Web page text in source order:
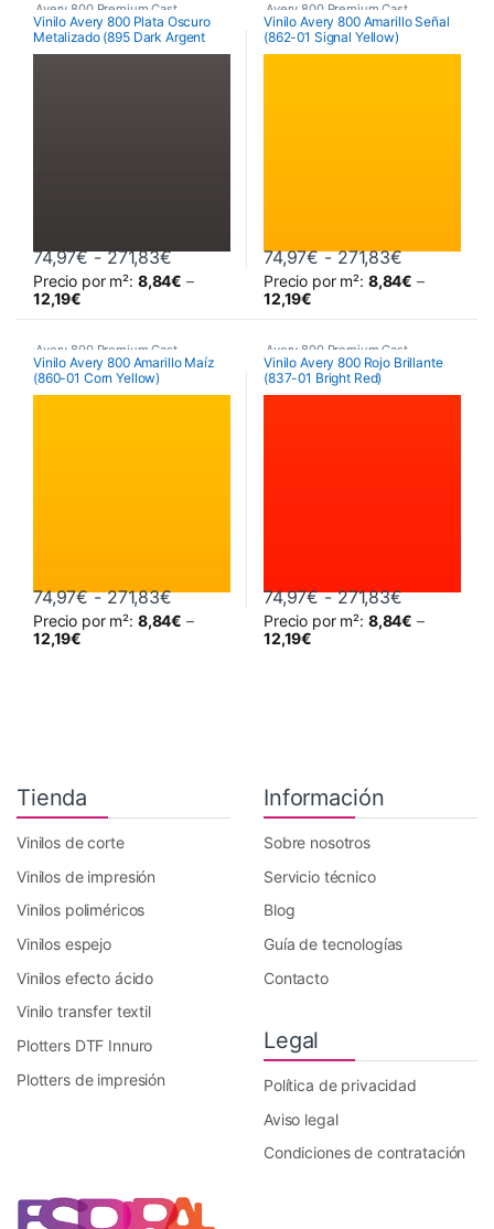
Avery 800 Premium Cast
Vinilo Avery 800 Plata Oscuro
Metalizado (895 Dark Argent
Metallic)
74,97€ - 271,83€Rango de precios: desde 74,97€ hasta
Precio por m²: 8,84€ –
12,19€
Este producto tiene múltiples variantes. Las opciones se
Avery 800 Premium Cast
Vinilo Avery 800 Amarillo Señal
(862-01 Signal Yellow)
74,97€ - 271,83€Rango de
Precio por m²: 8,84€ –
12,19€
Este producto tiene múltiples
Avery 800 Premium Cast
Vinilo Avery 800 Amarillo Maíz
(860-01 Corn Yellow)
74,97€ - 271,83€Rango de precios: desde 74,97€ hasta
Precio por m²: 8,84€ –
12,19€
Este producto tiene múltiples variantes. Las opciones se
Avery 800 Premium Cast
Vinilo Avery 800 Rojo Brillante
(837-01 Bright Red)
74,97€ - 271,83€Rango de
Precio por m²: 8,84€ –
12,19€
Este producto tiene múltiples
Tienda
Vinilos de corte
Vinilos de impresión
Vinilos poliméricos
Vinilos espejo
Vinilos efecto ácido
Vinilo transfer textil
Plotters DTF Innuro
Plotters de impresión
Información
Sobre nosotros
Servicio técnico
Blog
Guía de tecnologías
Contacto
Legal
Política de privacidad
Aviso legal
Condiciones de contratación